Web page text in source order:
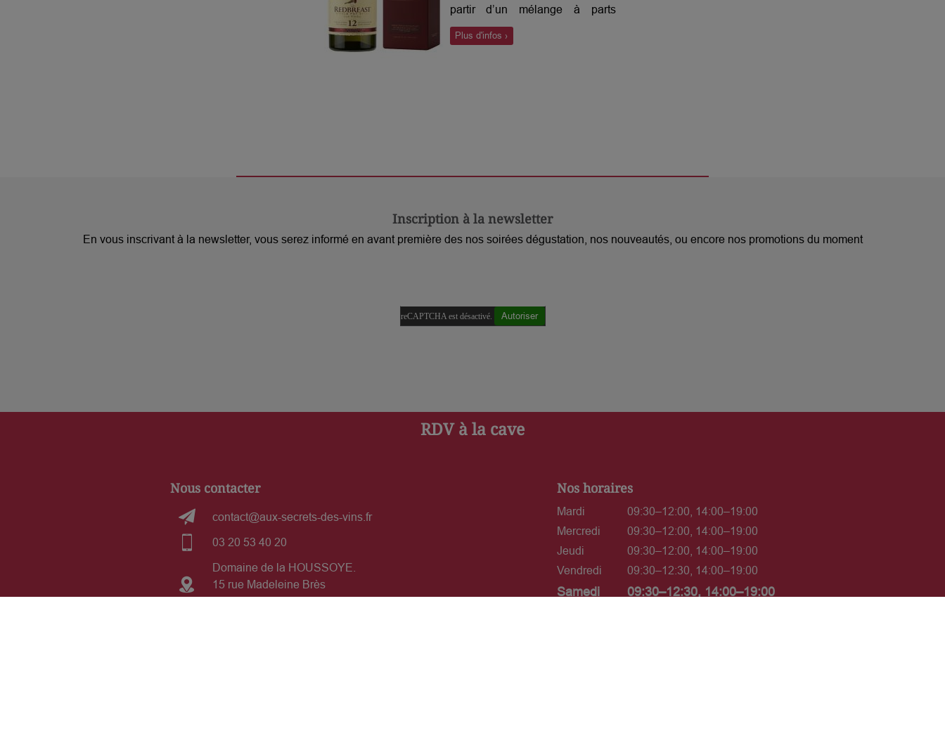
partir d’un mélange à parts
égales d’orge maltée et d’orge
non maltée et issu de distillats
Plus d'infos ›
Inscription à la newsletter
En vous inscrivant à la newsletter, vous serez informé en avant première des nos soirées dégustation, nos nouveautés, ou encore nos promotions du moment
reCAPTCHA est désactivé. Autoriser
RDV à la cave
Nous contacter
contact@aux-secrets-des-vins.fr
03 20 53 40 20
Domaine de la HOUSSOYE.
15 rue Madeleine Brès
Nos horaires
Mardi
09:30–12:00, 14:00–19:00
Mercredi
09:30–12:00, 14:00–19:00
Jeudi
09:30–12:00, 14:00–19:00
Vendredi
09:30–12:30, 14:00–19:00
Samedi 09:30–12:30, 14:00–19:00